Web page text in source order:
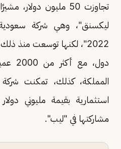
تجاوزت 50 مليون
ليكسنق"، وهي شركة
استثمارية بقيمة مليوني
مشاركتها في "ليب".